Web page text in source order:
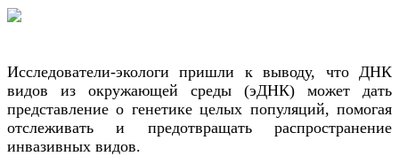
Исследователи-экологи пришли к выводу, что ДНК
видов из окружающей среды (эДНК) может дать
представление о генетике целых популяций, помогая
отслеживать и предотвращать распространение
инвазивных видов.